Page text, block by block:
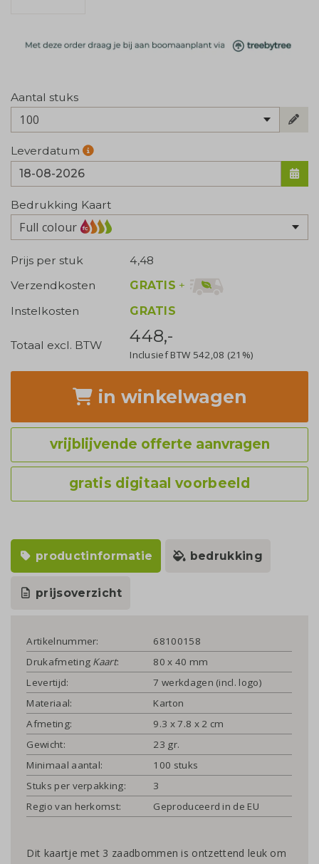
Aantal stuks
100
Leverdatum
Bedrukking Kaart
Full colour
Prijs per stuk
4,48
Verzendkosten
GRATIS +
Instelkosten
GRATIS
Totaal excl. BTW 448,-
Inclusief BTW 542,08 (21%)
in winkelwagen
vrijblijvende offerte aanvragen
gratis digitaal voorbeeld
productinformatie bedrukking
prijsoverzicht
Artikelnummer:
68100158
Drukafmeting Kaart:
80 x 40 mm
Levertijd:
7 werkdagen (incl. logo)
Materiaal:
Karton
Afmeting:
9.3 x 7.8 x 2 cm
Gewicht:
23 gr.
Minimaal aantal:
100 stuks
Stuks per verpakking:
3
Regio van herkomst:
Geproduceerd in de EU
Dit kaartje met 3 zaadbommen is ontzettend leuk om